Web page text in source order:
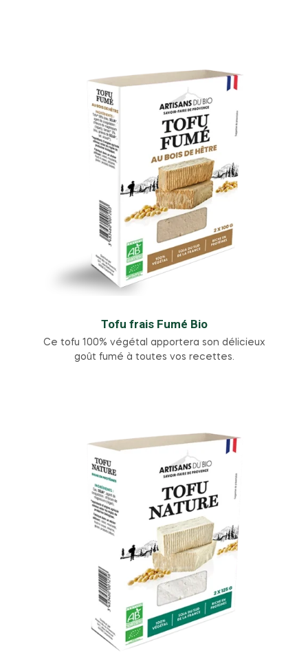
Tofu frais Fumé Bio
Ce tofu 100% végétal apportera son délicieux
goût fumé à toutes vos recettes.